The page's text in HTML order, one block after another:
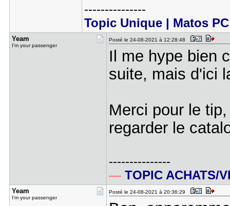
---------------
Topic Unique | Matos
Yeam
I'm your passenger
Posté le 24-08-2021 à 12:28:48
Il me hype bien
suite, mais d'ici
Merci pour le
regarder le
---------------
— TOPIC ACHATS/
Yeam
I'm your passenger
Posté le 24-08-2021 à 20:36:29